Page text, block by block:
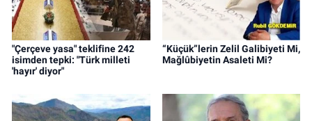
"Çerçeve yasa" teklifine 242
isimden tepki: "Türk milleti
'hayır' diyor"
“Küçük”lerin Zelil Galibiyeti Mi,
Mağlûbiyetin Asaleti Mi?